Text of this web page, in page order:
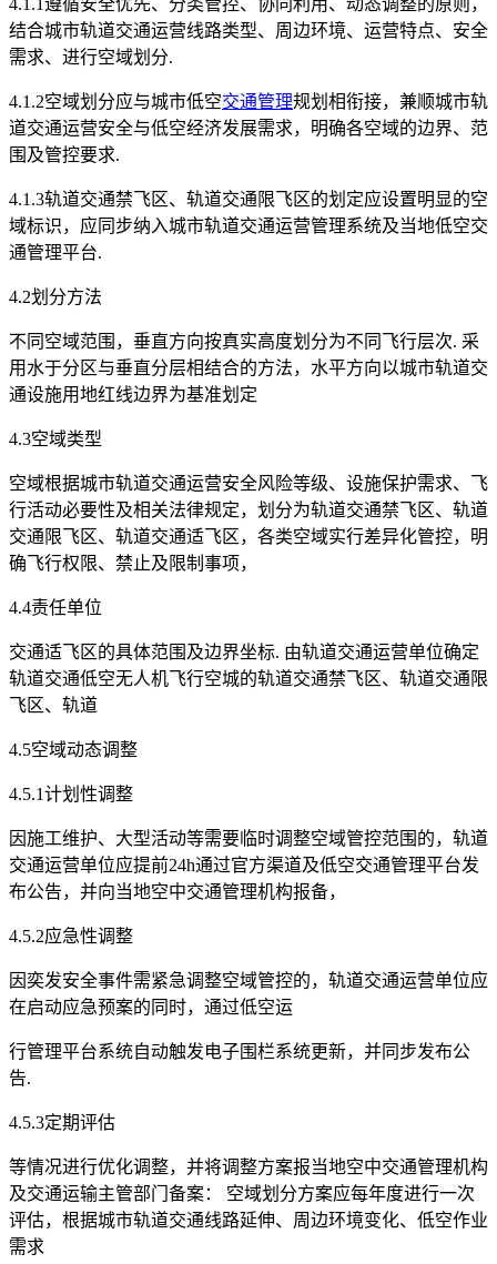
4.1.1遵循安全优先、分类管控、协同利用、动态调整的原则，
结合城市轨道交通运营线路类型、周边环境、运营特点、安全
需求、进行空域划分.
4.1.2空域划分应与城市低空交通管理规划相衔接，兼顺城市轨
道交通运营安全与低空经济发展需求，明确各空域的边界、范
围及管控要求.
4.1.3轨道交通禁飞区、轨道交通限飞区的划定应设置明显的空
域标识，应同步纳入城市轨道交通运营管理系统及当地低空交
通管理平台.
4.2划分方法
不同空域范围，垂直方向按真实高度划分为不同飞行层次. 采
用水于分区与垂直分层相结合的方法，水平方向以城市轨道交
通设施用地红线边界为基准划定
4.3空域类型
空域根据城市轨道交通运营安全风险等级、设施保护需求、飞
行活动必要性及相关法律规定，划分为轨道交通禁飞区、轨道
交通限飞区、轨道交通适飞区，各类空域实行差异化管控，明
确飞行权限、禁止及限制事项，
4.4责任单位
交通适飞区的具体范围及边界坐标. 由轨道交通运营单位确定
轨道交通低空无人机飞行空城的轨道交通禁飞区、轨道交通限
飞区、轨道
4.5空域动态调整
4.5.1计划性调整
因施工维护、大型活动等需要临时调整空域管控范围的，轨道
交通运营单位应提前24h通过官方渠道及低空交通管理平台发
布公告，并向当地空中交通管理机构报备，
4.5.2应急性调整
因奕发安全事件需紧急调整空域管控的，轨道交通运营单位应
在启动应急预案的同时，通过低空运
行管理平台系统自动触发电子围栏系统更新，并同步发布公
告.
4.5.3定期评估
等情况进行优化调整，并将调整方案报当地空中交通管理机构
及交通运输主管部门备案： 空域划分方案应每年度进行一次
评估，根据城市轨道交通线路延伸、周边环境变化、低空作业
需求